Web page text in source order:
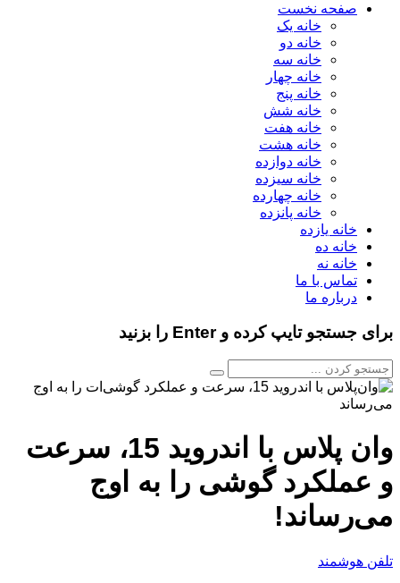
صفحه نخست
خانه یک
خانه دو
خانه سه
خانه چهار
خانه پنج
خانه شش
خانه هفت
خانه هشت
خانه دوازده
خانه سیزده
خانه چهارده
خانه پانزده
خانه یازده
خانه ده
خانه نه
تماس با ما
درباره ما
برای جستجو تایپ کرده و Enter را بزنید
وان‌ پلاس با اندروید 15، سرعت
و عملکرد گوشی‌ را به اوج
می‌رساند!
تلفن هوشمند